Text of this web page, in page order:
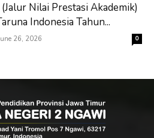
Nilai Prestasi Akademik)
Indonesia Tahun...
26, 2026 0